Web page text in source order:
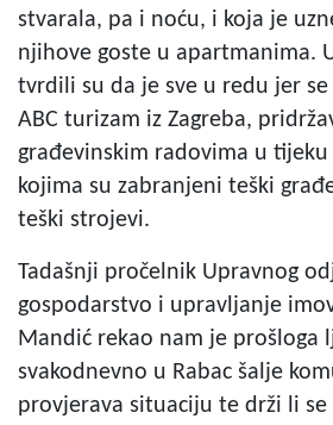
stvarala, pa i noću, i koja je
njihove goste u apartmanima.
tvrdili su da je sve u redu jer
ABC turizam iz Zagreba,
građevinskim radovima u tijeku
kojima su zabranjeni teški
teški strojevi.
Tadašnji pročelnik Upravnog
gospodarstvo i upravljanje
Mandić rekao nam je prošloga
svakodnevno u Rabac šalje
provjerava situaciju te drži li